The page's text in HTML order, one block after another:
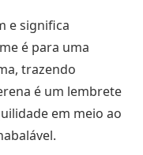
e significa
é para uma
trazendo
é um lembrete
em meio ao